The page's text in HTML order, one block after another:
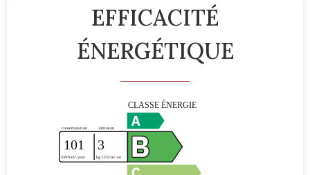
EFFICACITÉ
ÉNERGÉTIQUE